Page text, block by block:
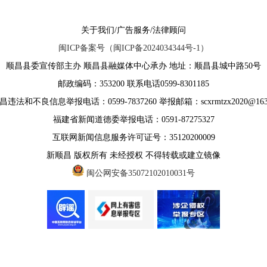
关于我们/广告服务/法律顾问
闽ICP备案号（闽ICP备2024034344号-1）
顺昌县委宣传部主办 顺昌县融媒体中心承办 地址：顺昌县城中路50号
邮政编码：353200 联系电话0599-8301185
违法和不良信息举报电话：0599-7837260 举报邮箱：
福建省新闻道德委举报电话：0591-87275327
互联网新闻信息服务许可证号：35120200009
新顺昌 版权所有 未经授权 不得转载或建立镜像
闽公网安备35072102010031号